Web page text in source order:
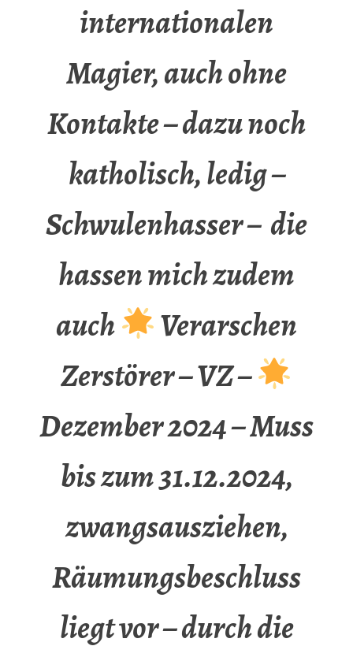
internationalen
Magier, auch ohne
Kontakte – dazu noch
katholisch, ledig –
Schwulenhasser – die
hassen mich zudem
auch
Verarschen
Zerstörer – VZ –
Dezember 2024 – Muss
bis zum 31.12.2024,
zwangsausziehen,
Räumungsbeschluss
liegt vor – durch die